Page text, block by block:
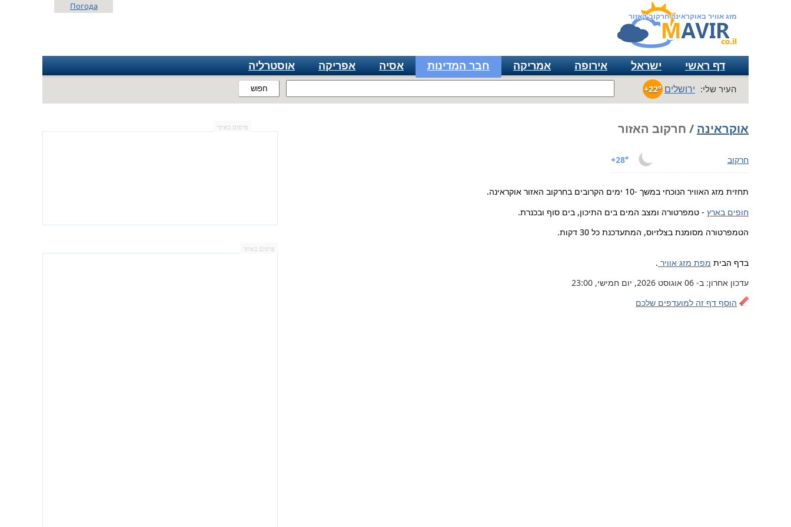
מזג אוויר באוקראינה חרקוב האזור
חפוש
Погода
דף ראשי ישראל אירופה אמריקה חבר המדינות אסיה אפריקה אוסטרליה
העיר שלי: ירושלים +22°
פרסום באתר
פרסום באתר
אוקראינה / חרקוב האזור
+28° חרקוב
תחזית מזג האוויר הנוכחי במשך -10 ימים הקרובים בחרקוב האזור אוקראינה.
חופים בארץ - טמפרטורה ומצב המים בים התיכון, בים סוף ובכנרת.
הטמפרטורה מסומנת בצלזיוס, המתעדכנת כל 30 דקות.
בדף הבית מפת מזג אוויר .
עדכון אחרון: ב- 06 אוגוסט 2026, יום חמישי, 23:00
הוסף דף זה למועדפים שלכם